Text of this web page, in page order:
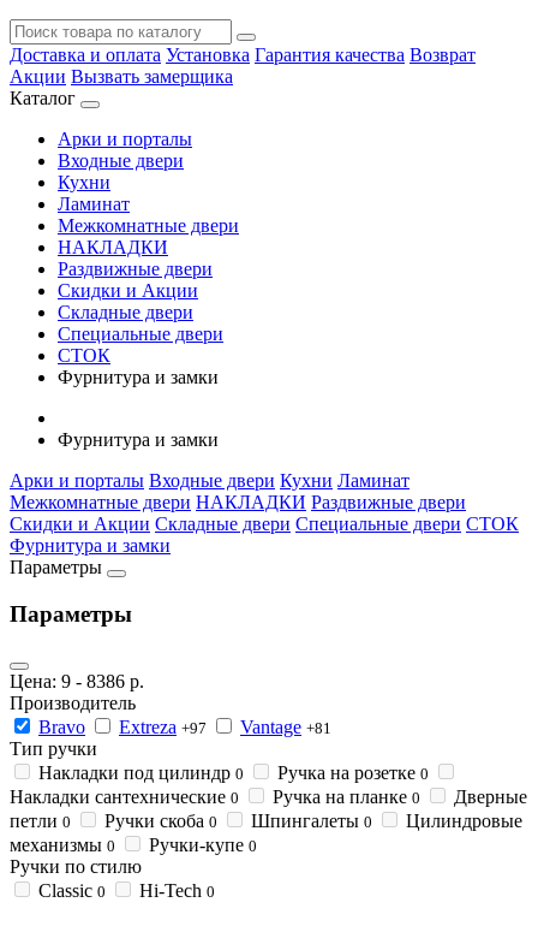
Доставка и оплата Установка Гарантия качества Возврат
Акции Вызвать замерщика
Каталог
Арки и порталы
Входные двери
Кухни
Ламинат
Межкомнатные двери
НАКЛАДКИ
Раздвижные двери
Скидки и Акции
Складные двери
Специальные двери
СТОК
Фурнитура и замки
Фурнитура и замки
Арки и порталы Входные двери Кухни Ламинат
Межкомнатные двери НАКЛАДКИ Раздвижные двери
Скидки и Акции Складные двери Специальные двери СТОК
Фурнитура и замки
Параметры
Параметры
Цена: 9 - 8386 р.
Производитель
Bravo
Extreza +97 Vantage +81
Тип ручки
Накладки под цилиндр 0 Ручка на розетке 0
Накладки сантехнические 0 Ручка на планке 0
Дверные
петли 0 Ручки скоба 0 Шпингалеты 0
Цилиндровые
механизмы 0 Ручки-купе 0
Ручки по стилю
Classic 0 Hi-Tech 0